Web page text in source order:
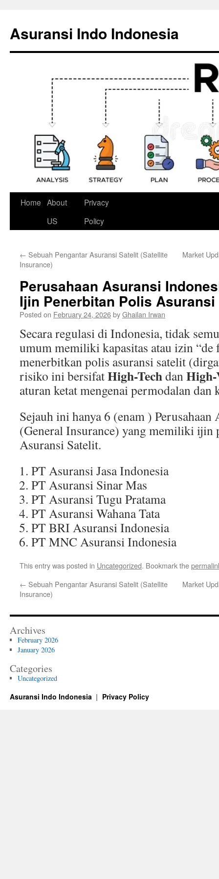
content
Asuransi Indo Indonesia
Home About
US
Privacy
Policy
← Sebuah Pengantar Asuransi Satelit (Satellite
Insurance)
Market
Perusahaan Asuransi
Ijin Penerbitan Polis
Posted on February 24, 2026byGhailan Irwan
Secara regulasi di Indonesia, tidak
umum memiliki kapasitas atau izin “de
menerbitkan polis asuransi satelit
risiko ini bersifatHigh-Techdan
aturan ketat mengenai permodalan dan
Sejauh ini hanya 6 (enam )
(General Insurance) yang memiliki ijin
Asuransi Satelit.
PT Asuransi Jasa Indonesia
PT Asuransi Sinar Mas
PT Asuransi Tugu Pratama
PT Asuransi Wahana Tata
PT BRI Asuransi Indonesia
PT MNC Asuransi Indonesia
This entry was posted in Uncategorized. Bookmark the
← Sebuah Pengantar Asuransi Satelit (Satellite
Insurance)
Market
Archives
February 2026
January 2026
Categories
Uncategorized
Asuransi Indo Indonesia Privacy Policy